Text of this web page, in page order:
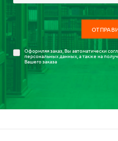
Оформляя заказ, Вы автоматически
персональных данных, а также на
Вашего заказа